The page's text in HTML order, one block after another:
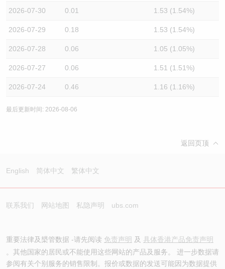
2026-07-30 0.01 1.53 (1.54%)
2026-07-29 0.18 1.53 (1.54%)
2026-07-28 0.06 1.05 (1.05%)
2026-07-27 0.06 1.51 (1.51%)
2026-07-24 0.46 1.16 (1.16%)
最后更新时间: 2026-08-06
返回页顶
English 简体中文 繁体中文
联系我们 网站地图 私隐声明 ubs.com
重要法律及槼管数据 -请先阅读 免责声明 及 具体香港产品免责声明
。其他国家的居民或不能使用这些网站的产品及服务。 进一步数据请
参阅有关个别服务的销售限制。报价或数据的发送可能因为数据提供